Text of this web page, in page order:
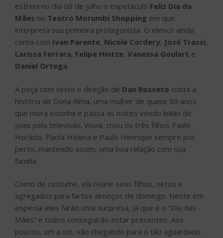
estreia no dia 08 de julho o espetáculo Feliz Dia da
Mães no Teatro Morumbi Shopping em que
interpreta sua primeira protagonista. O elenco ainda
conta com Ivan Parente, Nicole Cordery, José Trassi,
Larissa Ferrara, Felipe Hintze, Vanessa Goulart e
Daniel Ortega.
A peça com texto e direção de Dan Rosseto conta a
história de Dona Alma, uma mulher de quase 80 anos
que mora sozinha e passa as noites vendo leilão de
joias pela televisão. Viúva, criou os três filhos Paulo
Horácio, Paola Helena e Paulo Henrique sempre por
perto, mantendo assim, uma boa relação com sua
família.
Como de costume, ela reúne seus filhos, netos e
agregados para fartos almoços de domingo. Neste em
especial eles farão uma surpresa, já que é o “Dia das
Mães” e todos conseguirão estar presentes. Aos
poucos, um a um, vão chegando para o tão aguardado